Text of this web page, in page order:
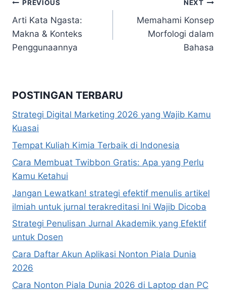
Navigasi
pos
PREVIOUS
Arti Kata Ngasta:
Makna & Konteks
Penggunaannya
NEXT
Memahami Konsep
Morfologi dalam
Bahasa
POSTINGAN TERBARU
Strategi Digital Marketing 2026 yang Wajib Kamu
Kuasai
Tempat Kuliah Kimia Terbaik di Indonesia
Cara Membuat Twibbon Gratis: Apa yang Perlu
Kamu Ketahui
Jangan Lewatkan! strategi efektif menulis artikel
ilmiah untuk jurnal terakreditasi Ini Wajib Dicoba
Strategi Penulisan Jurnal Akademik yang Efektif
untuk Dosen
Cara Daftar Akun Aplikasi Nonton Piala Dunia
2026
Cara Nonton Piala Dunia 2026 di Laptop dan PC